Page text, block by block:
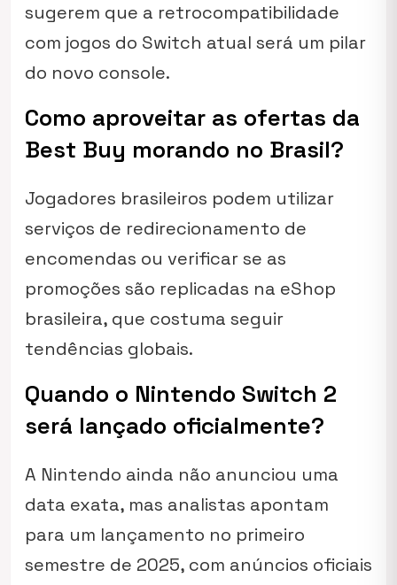
sugerem que a retrocompatibilidade
com jogos do Switch atual será um pilar
do novo console.
Como aproveitar as ofertas da
Best Buy morando no Brasil?
Jogadores brasileiros podem utilizar
serviços de redirecionamento de
encomendas ou verificar se as
promoções são replicadas na eShop
brasileira, que costuma seguir
tendências globais.
Quando o Nintendo Switch 2
será lançado oficialmente?
A Nintendo ainda não anunciou uma
data exata, mas analistas apontam
para um lançamento no primeiro
semestre de 2025, com anúncios oficiais